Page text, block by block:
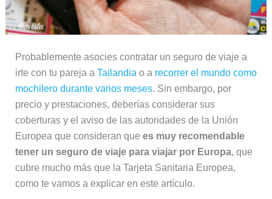
Probablemente asocies contratar un seguro de viaje a
irte con tu pareja a Tailandia o a recorrer el mundo como
mochilero durante varios meses. Sin embargo, por
precio y prestaciones, deberías considerar sus
coberturas y el aviso de las autoridades de la Unión
Europea que consideran que es muy recomendable
tener un seguro de viaje para viajar por Europa, que
cubre mucho más que la Tarjeta Sanitaria Europea,
como te vamos a explicar en este artículo.